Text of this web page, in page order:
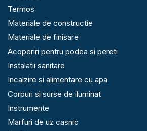
Termos
Materiale de constructie
Materiale de finisare
Acoperiri pentru podea si pereti
Instalatii sanitare
Incalzire si alimentare cu apa
Corpuri si surse de iluminat
Instrumente
Marfuri de uz casnic